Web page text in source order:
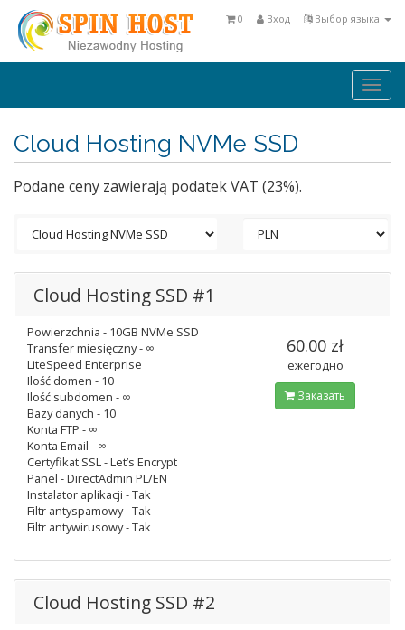
Выбор языка
Вход
0
Cloud Hosting NVMe SSD
Podane ceny zawierają podatek VAT (23%).
Cloud Hosting SSD #1
Powierzchnia - 10GB NVMe SSD
Transfer miesięczny - ∞
LiteSpeed Enterprise
Ilość domen - 10
Ilość subdomen - ∞
Bazy danych - 10
Konta FTP - ∞
Konta Email - ∞
Certyfikat SSL - Let’s Encrypt
Panel - DirectAdmin PL/EN
Instalator aplikacji - Tak
Filtr antyspamowy - Tak
Filtr antywirusowy - Tak
60.00 zł
ежегодно
Заказать
Cloud Hosting SSD #2